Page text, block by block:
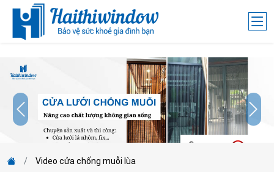
Video cửa chống muỗi lùa